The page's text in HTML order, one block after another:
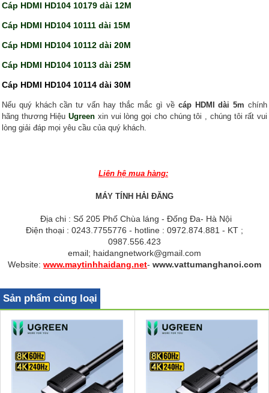
Cáp HDMI HD104 10179 dài 12M
Cáp HDMI HD104 10111 dài 15M
Cáp HDMI HD104 10112 dài 20M
Cáp HDMI HD104 10113 dài 25M
Cáp HDMI HD104 10114 dài 30M
Nếu quý khách cần tư vấn hay thắc mắc gì về cáp HDMI dài 5m chính
hãng thương HiệuUgreen xin vui lòng gọi cho chúng tôi , chúng tôi rất vui
lòng giải đáp mọi yêu cầu của quý khách.
Liên hệ mua hàng:
MÁY TÍNH HẢI ĐĂNG
Địa chi : Số 205 Phố Chùa láng - Đống Đa- Hà Nội
Điện thoại : 0243.7755776 - hotline : 0972.874.881 - KT ;
0987.556.423
email; haidangnetwork@gmail.com
Website: www.maytinhhaidang.net- www.vattumanghanoi.com
Sản phẩm cùng loại